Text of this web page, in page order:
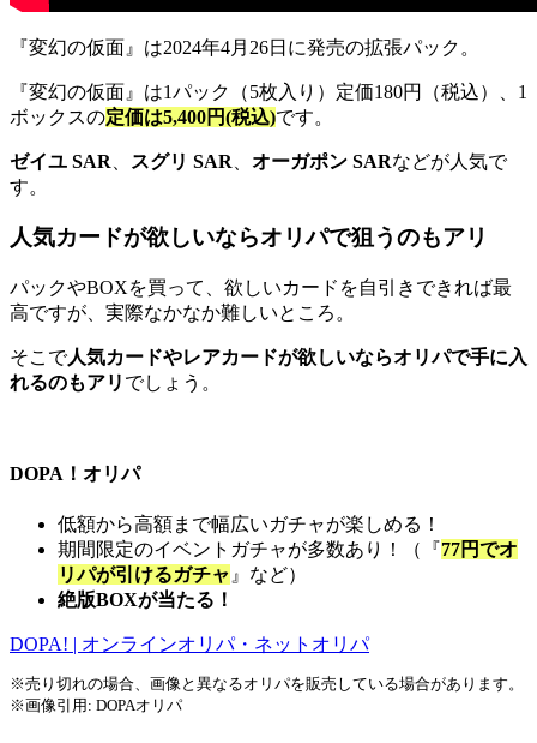
『変幻の仮面』は2024年4月26日に発売の拡張パック。
『変幻の仮面』は1パック（5枚入り）定価180円（税込）、1
ボックスの定価は5,400円(税込)です。
ゼイユ SAR スグリ SAR オーガポン SARなどが人気で
す。
人気カードが欲しいならオリパで狙うのもアリ
パックやBOXを買って、欲しいカードを自引きできれば最
高ですが、実際なかなか難しいところ。
そこで人気カードやレアカードが欲しいならオリパで手に入
れるのもアリ でしょう。
DOPA！オリパ
低額から高額まで幅広いガチャが楽しめる！
期間限定のイベントガチャが多数あり！（『 77円でオ
リパが引けるガチャ 』など）
絶版BOXが当たる！
DOPA! | オンラインオリパ・ネットオリパ
※売り切れの場合、画像と異なるオリパを販売している場合があります。
※画像引用: DOPAオリパ